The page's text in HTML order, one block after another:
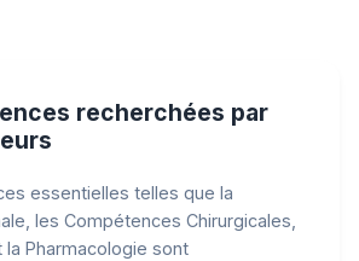
recherchées par
essentielles telles que la
les Compétences Chirurgicales,
la Pharmacologie sont